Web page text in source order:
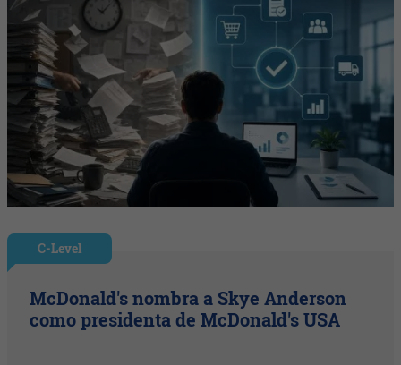
C-Level
McDonald's nombra a Skye Anderson
como presidenta de McDonald's USA